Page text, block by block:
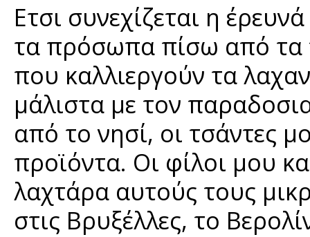
Ετσι συνεχίζεται η
τα πρόσωπα πίσω από τα
που καλλιεργούν τα
μάλιστα με τον
από το νησί, οι τσάντες
προϊόντα. Οι φίλοι μου
λαχτάρα αυτούς τους
στις Βρυξέλλες, το